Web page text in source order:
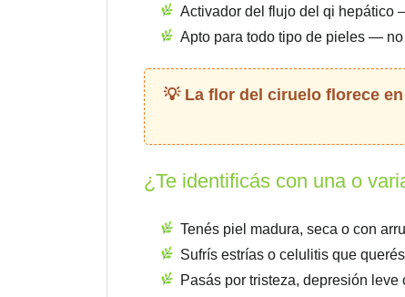
Activador del flujo del qi hepático
Apto para todo tipo de pieles —
La flor del ciruelo florece
¿Te identificás con una o
Tenés piel madura, seca o con
Sufrís estrías o celulitis que
Pasás por tristeza, depresión